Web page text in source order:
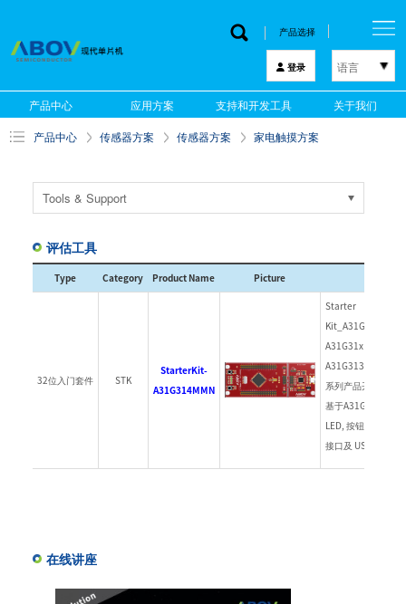
产品选择
登录 语言
한국어
English
产品中心 应用方案 支持和开发工具 关于我们
产品中心 传感器方案 传感器方案 家电触摸方案
Tools & Support
评估工具
Type Category Product Name Picture
32位入门套件 STK
StarterKit-
A31G314MMN
Starter
Kit_A31G314MMN
A31G31x
A31G313)
系列产品开发各种
基于A31G31x MCU
LED, 按钮, 内置调
接口及 USB 接口.
在线讲座